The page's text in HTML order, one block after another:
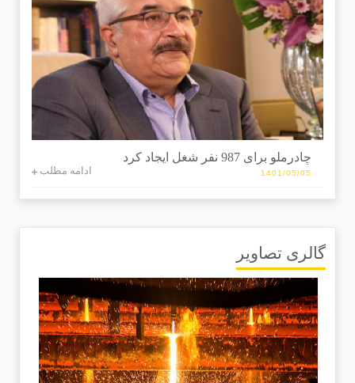
چادرملو برای 987 نفر شغل ایجاد کرد
1401/05/05 ادامه مطلب
گالری تصاویر